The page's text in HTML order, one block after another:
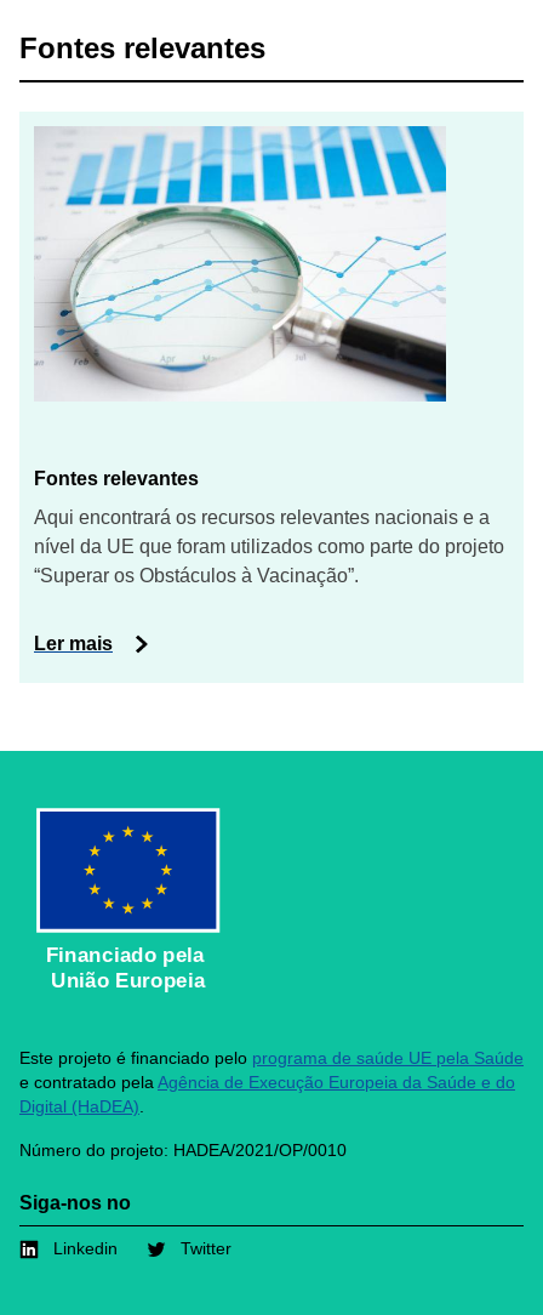
Fontes relevantes
Fontes relevantes
Aqui encontrará os recursos relevantes nacionais e a
nível da UE que foram utilizados como parte do projeto
“Superar os Obstáculos à Vacinação”.
Ler mais
Financiado pela
União Europeia
Este projeto é financiado pelo programa de saúde UE pela Saúde
e contratado pelaAgência de Execução Europeia da Saúde e do
Digital (HaDEA).
Número do projeto: HADEA/2021/OP/0010
Siga-nos no
Linkedin Twitter